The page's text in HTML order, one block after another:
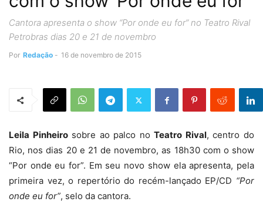
Cantora apresenta o show “Por onde eu for” no Teatro Rival
Petrobras dias 20 e 21 de novembro
Por Redação - 16 de novembro de 2015
Leila Pinheirosobre ao palco noTeatro Rival, centro do
Rio, nos dias 20 e 21 de novembro, as 18h30 com o show
“Por onde eu for”. Em seu novo show ela apresenta, pela
primeira vez, o repertório do recém-lançado EP/CD “Por
onde eu for”, selo da cantora.